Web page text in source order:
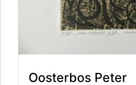
Oosterbos Peter